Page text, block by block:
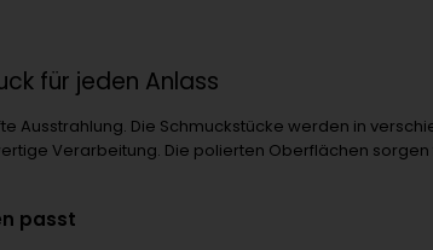
für jeden Anlass
Ausstrahlung. Die Schmuckstücke werden in
Verarbeitung. Die polierten Oberflächen sorgen
passt